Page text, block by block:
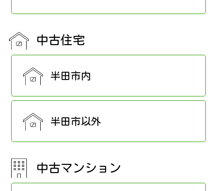
中古住宅
半田市内
半田市以外
中古マンション